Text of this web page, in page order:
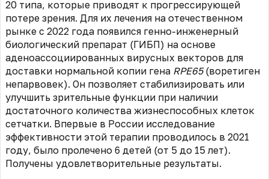
20 типа, которые приводят к прогрессирующей
потере зрения. Для их лечения на отечественном
рынке с 2022 года появился генно-инженерный
биологический препарат (ГИБП) на основе
аденоассоциированных вирусных векторов для
доставки нормальной копии гена RPE65(воретиген
непарвовек). Он позволяет стабилизировать или
улучшить зрительные функции при наличии
достаточного количества жизнеспособных клеток
сетчатки. Впервые в России исследование
эффективности этой терапии проводилось в 2021
году, было пролечено 6 детей (от 5 до 15 лет).
Получены удовлетворительные результаты.